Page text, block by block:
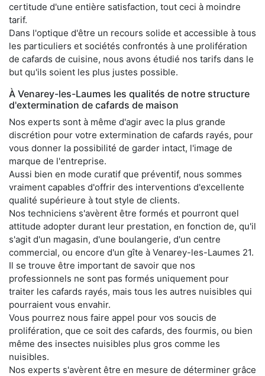
certitude d'une entière satisfaction, tout ceci à moindre
tarif.
Dans l'optique d'être un recours solide et accessible à tous
les particuliers et sociétés confrontés à une prolifération
de cafards de cuisine, nous avons étudié nos tarifs dans le
but qu'ils soient les plus justes possible.
À Venarey-les-Laumes les qualités de notre structure
d'extermination de cafards de maison
Nos experts sont à même d'agir avec la plus grande
discrétion pour votre extermination de cafards rayés, pour
vous donner la possibilité de garder intact, l'image de
marque de l'entreprise.
Aussi bien en mode curatif que préventif, nous sommes
vraiment capables d'offrir des interventions d'excellente
qualité supérieure à tout style de clients.
Nos techniciens s'avèrent être formés et pourront quel
attitude adopter durant leur prestation, en fonction de, qu'il
s'agit d'un magasin, d'une boulangerie, d'un centre
commercial, ou encore d'un gîte à Venarey-les-Laumes 21.
Il se trouve être important de savoir que nos
professionnels ne sont pas formés uniquement pour
traiter les cafards rayés, mais tous les autres nuisibles qui
pourraient vous envahir.
Vous pourrez nous faire appel pour vos soucis de
prolifération, que ce soit des cafards, des fourmis, ou bien
même des insectes nuisibles plus gros comme les
nuisibles.
Nos experts s'avèrent être en mesure de déterminer grâce